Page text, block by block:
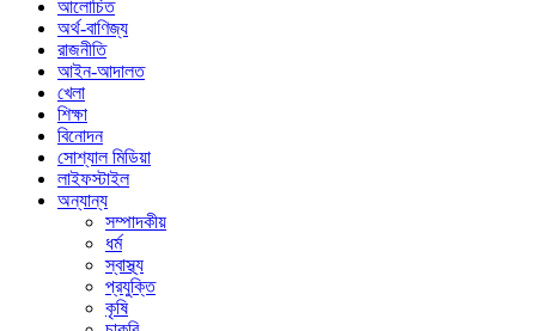
আলোচিত
অর্থ-বাণিজ্য
রাজনীতি
আইন-আদালত
খেলা
শিক্ষা
বিনোদন
সোশ্যাল মিডিয়া
লাইফস্টাইল
অন্যান্য
সম্পাদকীয়
ধর্ম
স্বাস্থ্য
প্রযুক্তি
কৃষি